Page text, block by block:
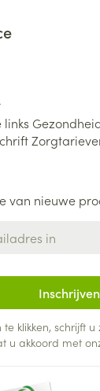
links
van nieuwe
Inschrijven
klikken, schrijft
u akkoord met